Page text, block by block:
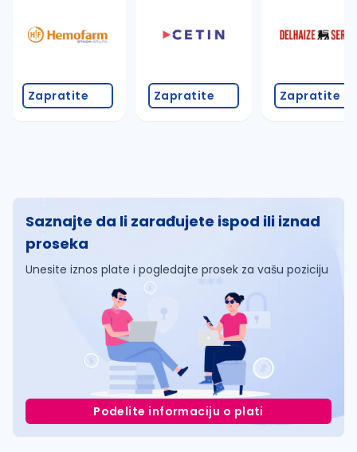
Zapratite Zapratite Zapratite
Saznajte da li zarađujete ispod ili iznad
proseka
Unesite iznos plate i pogledajte prosek za vašu poziciju
Podelite informaciju o plati